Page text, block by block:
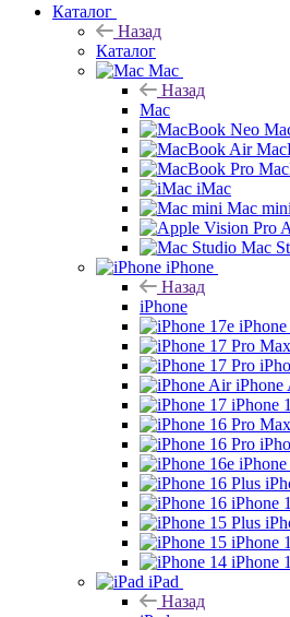
Каталог
Назад
Каталог
Mac
Назад
Mac
iMac
Mac mini
Mac
iPhone
Назад
iPhone
iPhone
iPhone
iPhone
iPhone
iPhone
iPhone
iPhone
iPad
Назад